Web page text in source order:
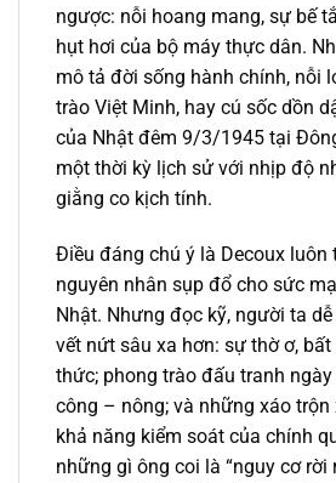
ngược: nỗi hoang mang, sự bế
hụt hơi của bộ máy thực dân.
mô tả đời sống hành chính, nỗi
trào Việt Minh, hay cú sốc dồn
của Nhật đêm 9/3/1945 tại
một thời kỳ lịch sử với nhịp độ
giằng co kịch tính.
Điều đáng chú ý là Decoux luôn
nguyên nhân sụp đổ cho sức
Nhật. Nhưng đọc kỹ, người ta
vết nứt sâu xa hơn: sự thờ ơ,
thức; phong trào đấu tranh
công – nông; và những xáo
khả năng kiểm soát của chính
những gì ông coi là “nguy cơ rời